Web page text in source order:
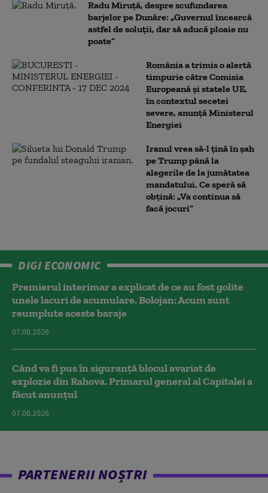
Radu Miruță, despre scufundarea
barjelor pe Dunăre: „Guvernul încearcă
astfel de soluții, dar să aducă ploaie nu
poate”
România a trimis o alertă
timpurie către Comisia
Europeană și statele UE,
în contextul secetei
severe, anunță Ministerul
Energiei
Iranul vrea să-l țină în șah
pe Trump până la
alegerile de la jumătatea
mandatului. Ce speră să
obțină: „Va continua să
facă jocuri”
DIGI ECONOMIC
Premierul interimar a explicat de ce au fost golite
unele lacuri de acumulare. Bolojan: Acum sunt
reumplute aceste baraje
07.08.2026
Când va fi pus în siguranță blocul avariat de
explozie din Rahova. Primarul general al Capitalei a
făcut anunțul
07.08.2026
PARTENERII NOȘTRI